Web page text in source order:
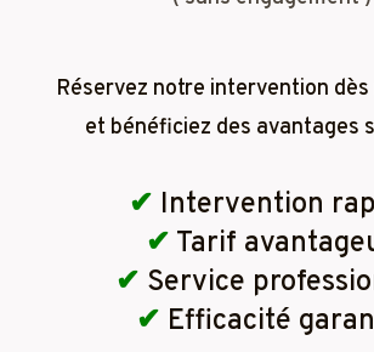
Réservez notre intervention
et bénéficiez des avantages
✔ Intervention
✔ Tarif
✔ Service
✔ Efficacité